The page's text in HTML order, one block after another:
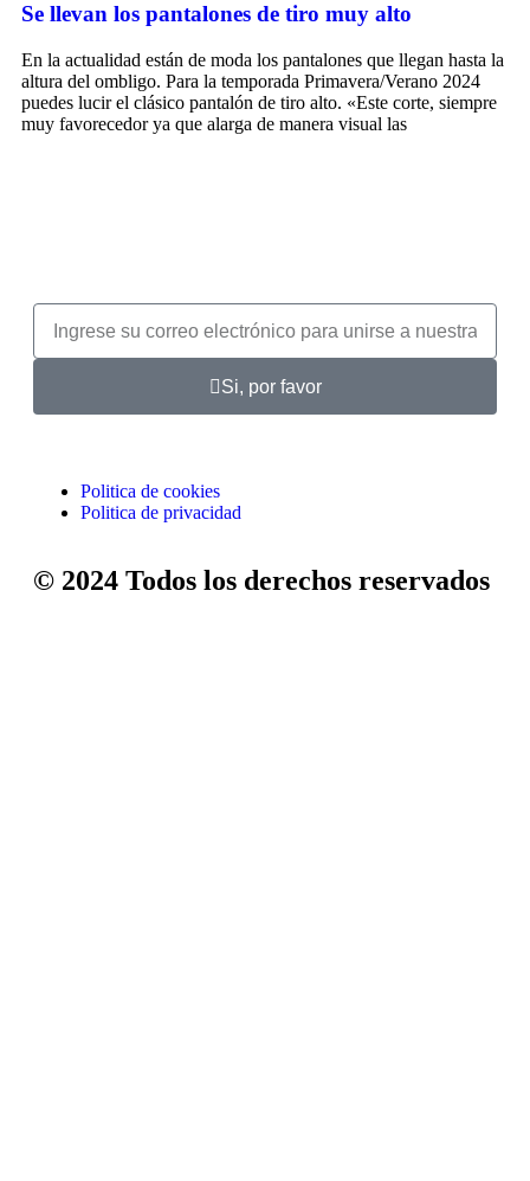
Se llevan los pantalones de tiro muy alto
En la actualidad están de moda los pantalones que llegan hasta la
altura del ombligo. Para la temporada Primavera/Verano 2024
puedes lucir el clásico pantalón de tiro alto. «Este corte, siempre
muy favorecedor ya que alarga de manera visual las
Si, por favor
Politica de cookies
Politica de privacidad
© 2024 Todos los derechos reservados